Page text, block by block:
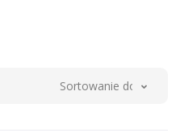
Sortowanie domyślne